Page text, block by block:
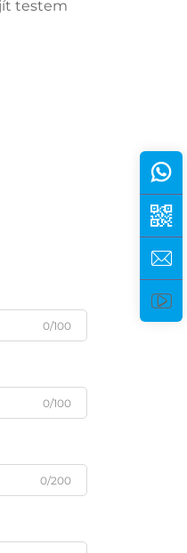
testem
0/100
0/100
0/200